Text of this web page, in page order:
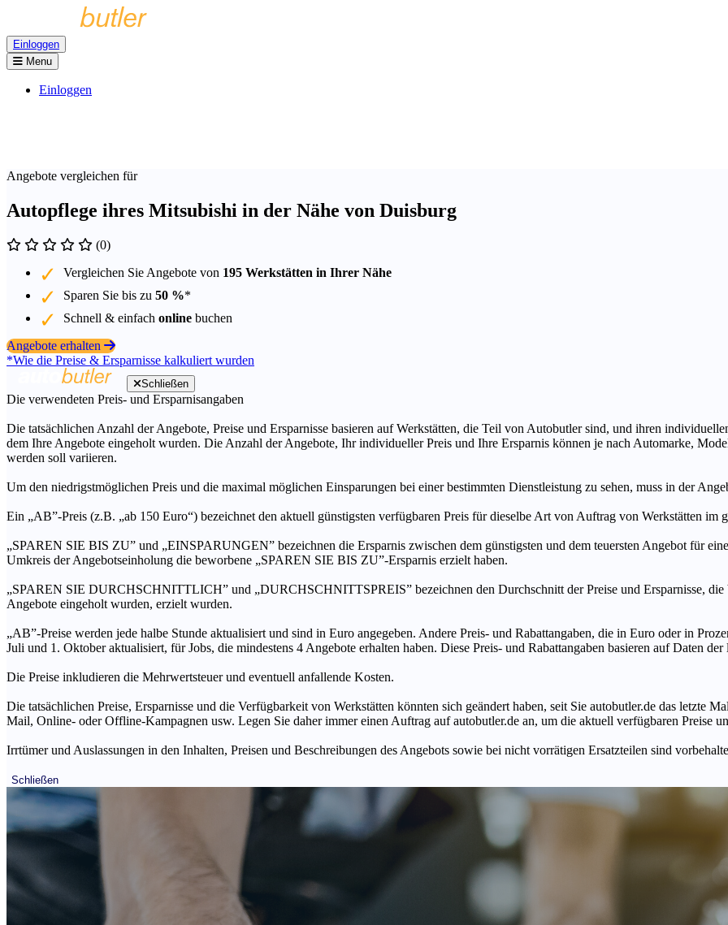
Einloggen
Menu
Einloggen
Angebote vergleichen für
Autopflege ihres Mitsubishi in der Nähe von Duisburg
(0)
Vergleichen Sie Angebote von 195 Werkstätten in Ihrer Nähe
Sparen Sie bis zu 50 %*
Schnell & einfach online buchen
Angebote erhalten
*Wie die Preise & Ersparnisse kalkuliert wurden
Schließen
Die verwendeten Preis- und Ersparnisangaben
Die tatsächlichen Anzahl der Angebote, Preise und Ersparnisse basieren auf Werkstätten, die Teil von Autobutler sind, und ihren
dem Ihre Angebote eingeholt wurden. Die Anzahl der Angebote, Ihr individueller Preis und Ihre Ersparnis können je nach Automarke,
werden soll variieren.
Um den niedrigstmöglichen Preis und die maximal möglichen Einsparungen bei einer bestimmten Dienstleistung zu sehen, muss in der
Ein „AB”-Preis (z.B. „ab 150 Euro“) bezeichnet den aktuell günstigsten verfügbaren Preis für dieselbe Art von Auftrag von Werkstätten im
„SPAREN SIE BIS ZU” und „EINSPARUNGEN” bezeichnen die Ersparnis zwischen dem günstigsten und dem teuersten Angebot für
Umkreis der Angebotseinholung die beworbene „SPAREN SIE BIS ZU”-Ersparnis erzielt haben.
„SPAREN SIE DURCHSCHNITTLICH” und „DURCHSCHNITTSPREIS” bezeichnen den Durchschnitt der Preise und Ersparnisse,
Angebote eingeholt wurden, erzielt wurden.
„AB”-Preise werden jede halbe Stunde aktualisiert und sind in Euro angegeben. Andere Preis- und Rabattangaben, die in Euro oder in
Juli und 1. Oktober aktualisiert, für Jobs, die mindestens 4 Angebote erhalten haben. Diese Preis- und Rabattangaben basieren auf Daten
Die Preise inkludieren die Mehrwertsteuer und eventuell anfallende Kosten.
Die tatsächlichen Preise, Ersparnisse und die Verfügbarkeit von Werkstätten könnten sich geändert haben, seit Sie autobutler.de das letzte
Mail, Online- oder Offline-Kampagnen usw. Legen Sie daher immer einen Auftrag auf autobutler.de an, um die aktuell verfügbaren Preise
Irrtümer und Auslassungen in den Inhalten, Preisen und Beschreibungen des Angebots sowie bei nicht vorrätigen Ersatzteilen sind
Schließen